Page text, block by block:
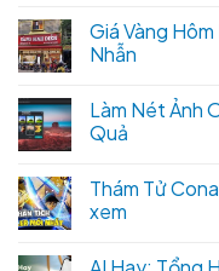
Giá Vàng
Nhẫn
Làm Nét Ảnh
Quả
Thám Tử
xem